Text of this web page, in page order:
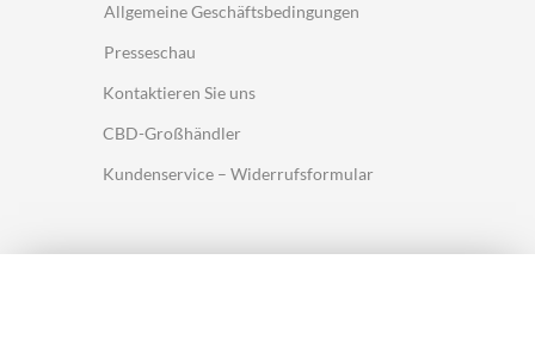
Allgemeine Geschäftsbedingungen
Presseschau
Kontaktieren Sie uns
CBD-Großhändler
Kundenservice – Widerrufsformular